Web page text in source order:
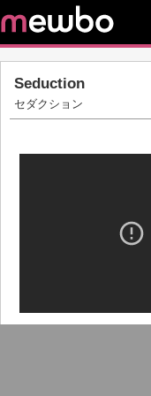
Seduction
セダクション